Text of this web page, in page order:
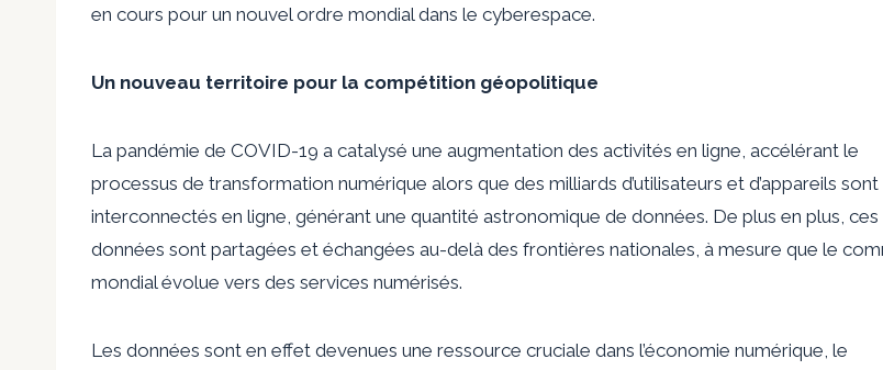
en cours pour un nouvel ordre mondial dans le cyberespace.
Un nouveau territoire pour la compétition géopolitique
La pandémie de COVID-19 a catalysé une augmentation des activités en ligne, accélérant le
processus de transformation numérique alors que des milliards d’utilisateurs et d’appareils sont
interconnectés en ligne, générant une quantité astronomique de données. De plus en plus, ces
données sont partagées et échangées au-delà des frontières nationales, à mesure que le
mondial évolue vers des services numérisés.
Les données sont en effet devenues une ressource cruciale dans l’économie numérique, le